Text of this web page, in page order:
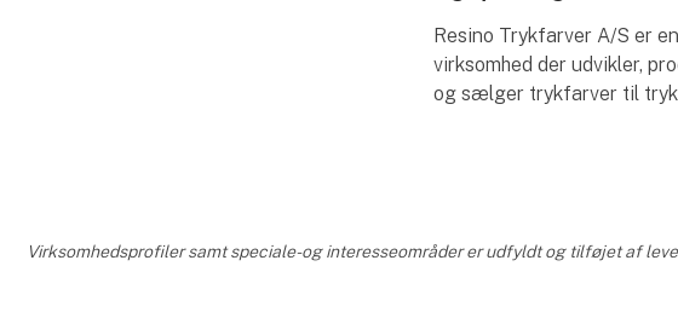
Resino Trykfarver A/S er
virksomhed der udvikler,
og sælger trykfarver til
Virksomhedsprofiler samt speciale- og interesseområder er udfyldt og tilføjet af